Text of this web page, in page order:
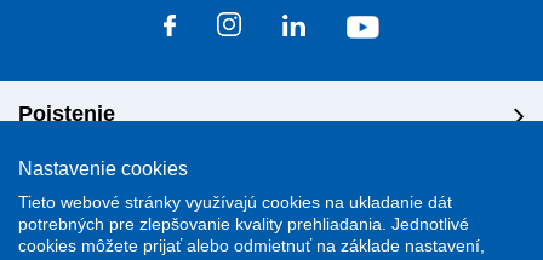
Nastavenie cookies
Tieto webové stránky využívajú cookies na ukladanie dát
potrebných pre zlepšovanie kvality prehliadania. Jednotlivé
cookies môžete prijať alebo odmietnuť na základe nastavení,
Poistenie
Riešenie škôd
Dôležité odkazy